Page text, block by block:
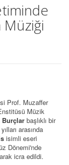
Prof. Muzaffer
Müzik
Burçlar başlıklı bir
arasında
isimli eseri
Dönemi'nde
icra edildi.